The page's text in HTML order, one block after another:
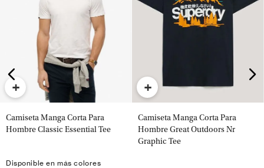
+
Camiseta Manga Corta Para
Hombre Classic Essential Tee
Disponible en más colores
+
Camiseta Manga Corta Para
Hombre Great Outdoors Nr
Graphic Tee